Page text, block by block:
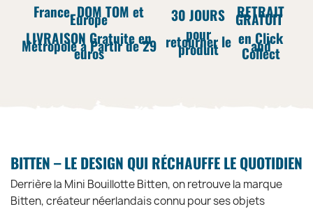
France, DOM TOM et
Europe
LIVRAISON Gratuite en
Métropole à Partir de 29
euros
30 JOURS
pour
retourner le
produit
RETRAIT
GRATUIT
en Click
and
Collect
BITTEN – LE DESIGN QUI RÉCHAUFFE LE QUOTIDIEN
Derrière la Mini Bouillotte Bitten, on retrouve la marque
Bitten, créateur néerlandais connu pour ses objets